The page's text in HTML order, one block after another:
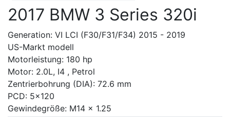
2017 BMW 3 Series 320i
Generation: VI LCI (F30/F31/F34) 2015 - 2019
US-Markt modell
Motorleistung: 180 hp
Motor: 2.0L, I4 , Petrol
Zentrierbohrung (DIA): 72.6 mm
PCD: 5x120
Gewindegröße: M14 x 1.25